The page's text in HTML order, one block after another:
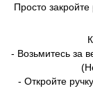
Просто
- Возьмитесь за
- Откройте